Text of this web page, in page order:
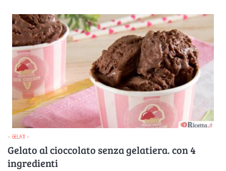
- GELATI -
Gelato al cioccolato senza gelatiera. con 4
ingredienti